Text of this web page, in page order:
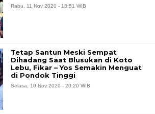
Rabu, 11 Nov 2020 - 18:51 WIB
Tetap Santun Meski Sempat
Dihadang Saat Blusukan di Koto
Lebu, Fikar – Yos Semakin Menguat
di Pondok Tinggi
Selasa, 10 Nov 2020 - 20:20 WIB